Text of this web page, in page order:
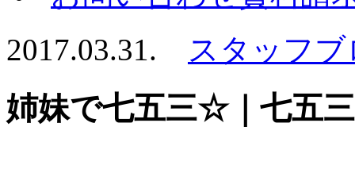
2017.03.31. スタッフブ
姉妹で七五三☆｜七五